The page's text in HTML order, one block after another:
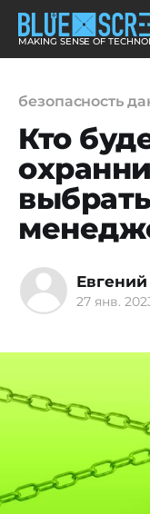
MAKING SENSE OF
безопасность
Кто
27 янв.